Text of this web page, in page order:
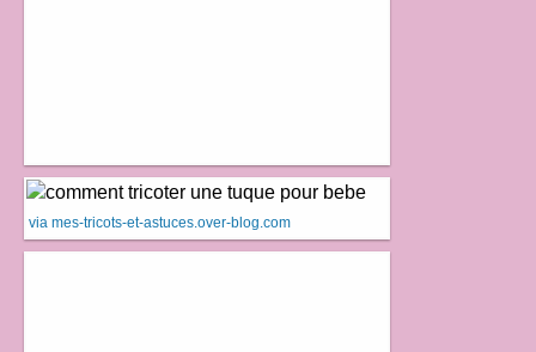
via mes-tricots-et-astuces.over-blog.com